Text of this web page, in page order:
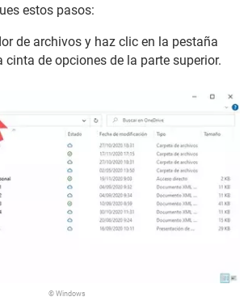
estos pasos:
de archivos y haz clic en la pestaña
cinta de opciones de la parte superior.
© Windows